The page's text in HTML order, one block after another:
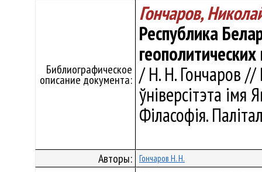
Библиографическое
описание документа:
Гончаров,
Республика
/ Н. Н. Гончаров //
ўніверсітэта імя
Філасофія.
Авторы: Гончаров Н. Н.